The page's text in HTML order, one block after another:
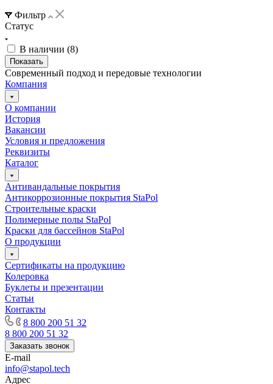
Фильтр
Статус
В наличии (8)
Современный подход и передовые технологии
Компания
О компании
История
Вакансии
Условия и предложения
Реквизиты
Каталог
Антивандальные покрытия
Антикоррозионные покрытия StaPol
Строительные краски
Полимерные полы StaPol
Краски для бассейнов StaPol
О продукции
Сертификаты на продукцию
Колеровка
Буклеты и презентации
Статьи
Контакты
8 800 200 51 32
8 800 200 51 32
Заказать звонок
E-mail
info@stapol.tech
Адрес